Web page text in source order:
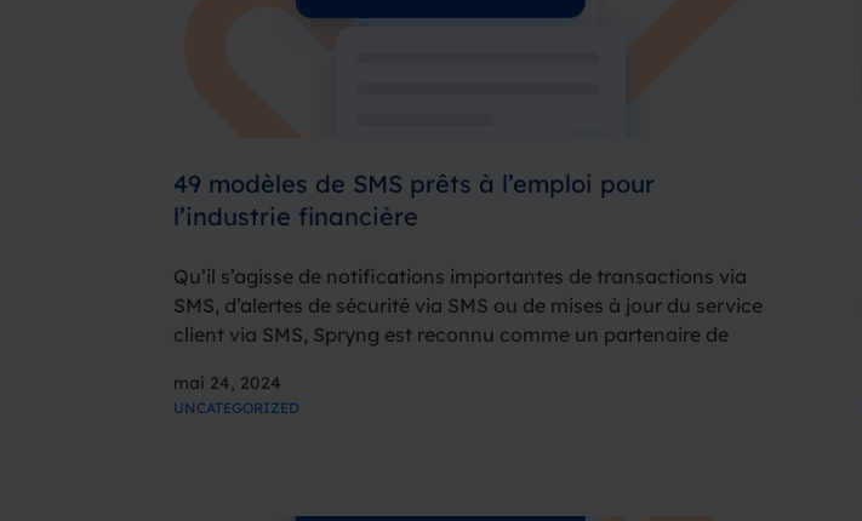
49 modèles de SMS prêts à l’emploi pour
l’industrie financière
Qu’il s’agisse de notifications importantes de transactions via
SMS, d’alertes de sécurité via SMS ou de mises à jour du service
client via SMS, Spryng est reconnu comme un partenaire de
institutions financières lorsqu’il…
mai 24, 2024
UNCATEGORIZED